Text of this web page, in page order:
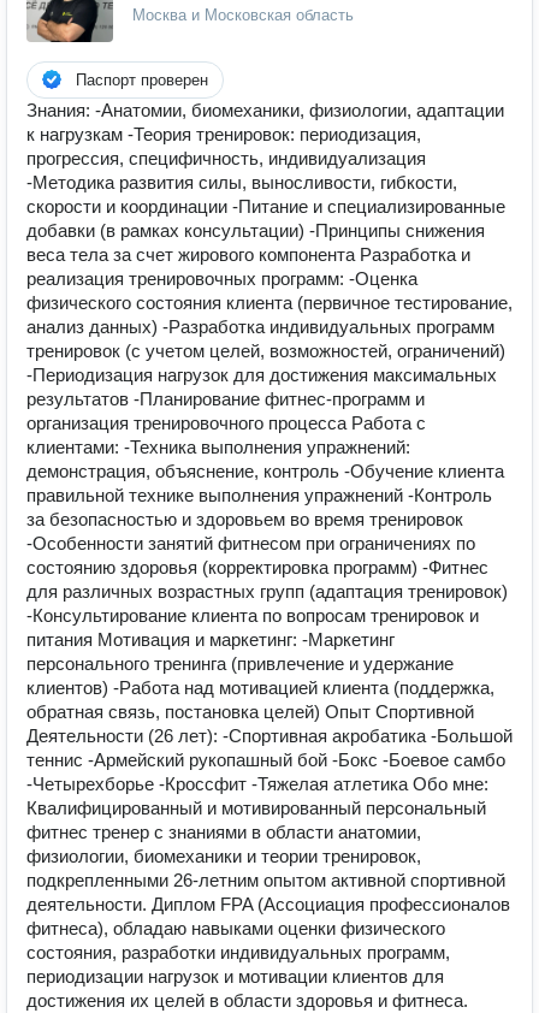
Москва и Московская область
Паспорт проверен
Знания: -Анатомии, биомеханики, физиологии, адаптации
к нагрузкам -Теория тренировок: периодизация,
прогрессия, специфичность, индивидуализация
-Методика развития силы, выносливости, гибкости,
скорости и координации -Питание и специализированные
добавки (в рамках консультации) -Принципы снижения
веса тела за счет жирового компонента Разработка и
реализация тренировочных программ: -Оценка
физического состояния клиента (первичное тестирование,
анализ данных) -Разработка индивидуальных программ
тренировок (с учетом целей, возможностей, ограничений)
-Периодизация нагрузок для достижения максимальных
результатов -Планирование фитнес-программ и
организация тренировочного процесса Работа с
клиентами: -Техника выполнения упражнений:
демонстрация, объяснение, контроль -Обучение клиента
правильной технике выполнения упражнений -Контроль
за безопасностью и здоровьем во время тренировок
-Особенности занятий фитнесом при ограничениях по
состоянию здоровья (корректировка программ) -Фитнес
для различных возрастных групп (адаптация тренировок)
-Консультирование клиента по вопросам тренировок и
питания Мотивация и маркетинг: -Маркетинг
персонального тренинга (привлечение и удержание
клиентов) -Работа над мотивацией клиента (поддержка,
обратная связь, постановка целей) Опыт Спортивной
Деятельности (26 лет): -Спортивная акробатика -Большой
теннис -Армейский рукопашный бой -Бокс -Боевое самбо
-Четырехборье -Кроссфит -Тяжелая атлетика Обо мне:
Квалифицированный и мотивированный персональный
фитнес тренер с знаниями в области анатомии,
физиологии, биомеханики и теории тренировок,
подкрепленными 26-летним опытом активной спортивной
деятельности. Диплом FPA (Ассоциация профессионалов
фитнеса), обладаю навыками оценки физического
состояния, разработки индивидуальных программ,
периодизации нагрузок и мотивации клиентов для
достижения их целей в области здоровья и фитнеса.